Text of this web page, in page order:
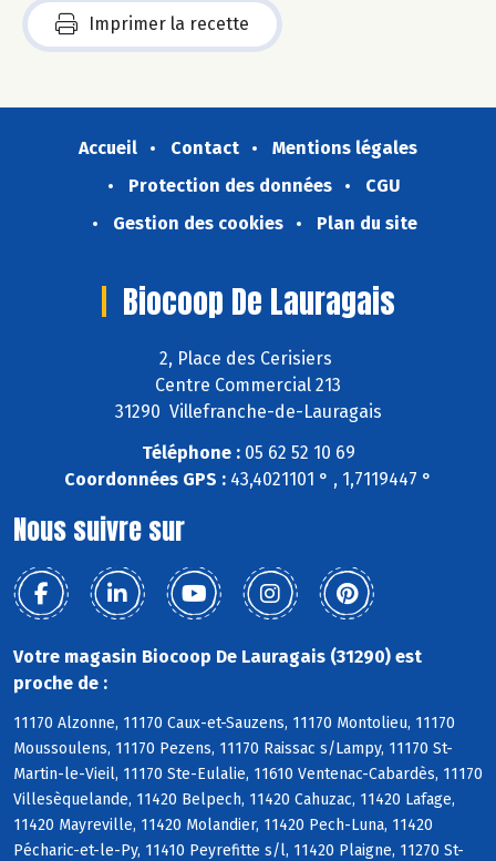
Imprimer la recette
Accueil Contact
Mentions légales
Protection des données
CGU
Gestion des cookies
Plan du site
Biocoop De Lauragais
2, Place des Cerisiers
Centre Commercial 213
31290 Villefranche-de-Lauragais
Téléphone :05 62 52 10 69
Coordonnées GPS : 43,4021101 ° , 1,7119447 °
Nous suivre sur
Votre magasin Biocoop De Lauragais (31290) est
proche de :
11170 Alzonne, 11170 Caux-et-Sauzens, 11170 Montolieu, 11170
Moussoulens, 11170 Pezens, 11170 Raissac s/Lampy, 11170 St-
Martin-le-Vieil, 11170 Ste-Eulalie, 11610 Ventenac-Cabardès, 11170
Villesèquelande, 11420 Belpech, 11420 Cahuzac, 11420 Lafage,
11420 Mayreville, 11420 Molandier, 11420 Pech-Luna, 11420
Pécharic-et-le-Py, 11410 Peyrefitte s/l, 11420 Plaigne, 11270 St-